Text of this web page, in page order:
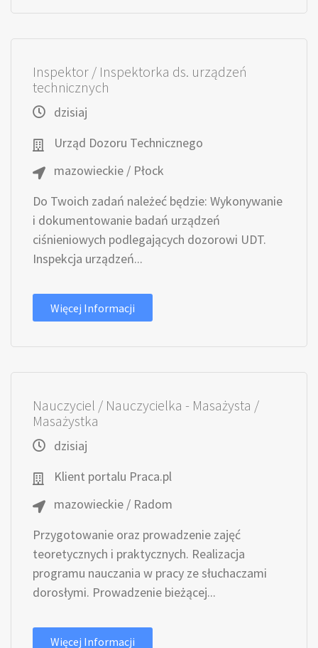
Inspektor / Inspektorka ds. urządzeń
technicznych
dzisiaj
Urząd Dozoru Technicznego
mazowieckie / Płock
Do Twoich zadań należeć będzie: Wykonywanie
i dokumentowanie badań urządzeń
ciśnieniowych podlegających dozorowi UDT.
Inspekcja urządzeń...
Więcej Informacji
Nauczyciel / Nauczycielka - Masażysta /
Masażystka
dzisiaj
Klient portalu Praca.pl
mazowieckie / Radom
Przygotowanie oraz prowadzenie zajęć
teoretycznych i praktycznych. Realizacja
programu nauczania w pracy ze słuchaczami
dorosłymi. Prowadzenie bieżącej...
Więcej Informacji